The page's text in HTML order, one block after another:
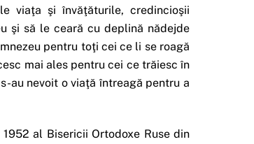
viaţa şi învăţăturile, credincioşii
şi să le ceară cu deplină nădejde
pentru toţi cei ce li se roagă
mai ales pentru cei ce trăiesc în
au nevoit o viaţă întreagă pentru a
al Bisericii Ortodoxe Ruse din